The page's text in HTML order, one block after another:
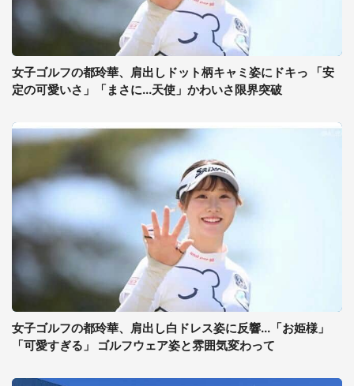
女子ゴルフの都玲華、肩出しドット柄キャミ姿にドキっ 「安
定の可愛いさ」「まさに...天使」かわいさ限界突破
女子ゴルフの都玲華、肩出し白ドレス姿に反響...「お姫様」
「可愛すぎる」 ゴルフウェア姿と雰囲気変わって